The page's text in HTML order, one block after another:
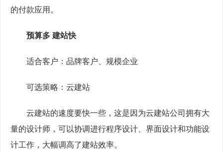
的付款应用。
预算多 建站快
适合客户：品牌客户、规模企业
可选策略：云建站
云建站的速度要快一些，这是因为云建站公司拥有大
量的设计师，可以协调进行程序设计、界面设计和功能设
计工作，大幅调高了建站效率。